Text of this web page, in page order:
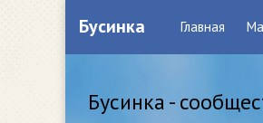
Бусинка Главная
Бусинка -